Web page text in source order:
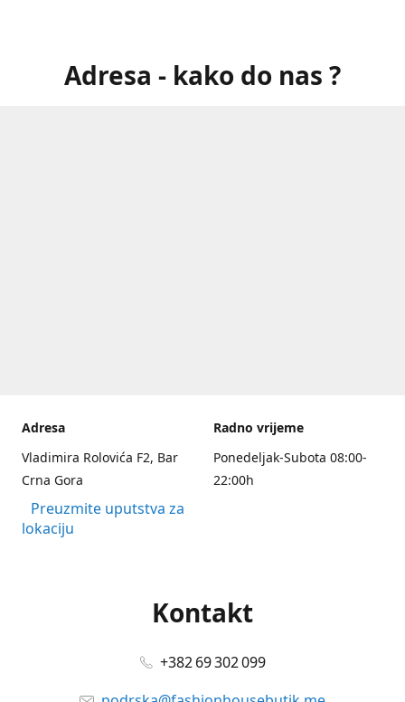
Adresa - kako do nas ?
Adresa
Vladimira Rolovića F2, Bar
Crna Gora
Preuzmite uputstva za
lokaciju
Radno vrijeme
Ponedeljak-Subota 08:00-
22:00h
Kontakt
+382 69 302 099